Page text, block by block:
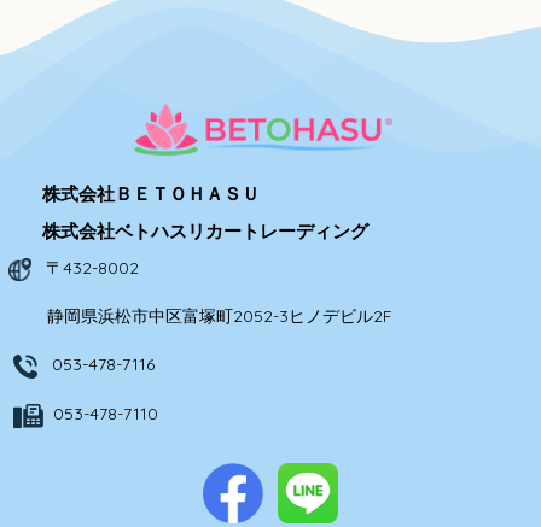
株式会社ＢＥＴＯＨＡＳＵ
株式会社ベトハスリカートレーディング
〒432-8002
静岡県浜松市中区富塚町2052-3ヒノデビル2F
053-478-7116
053-478-7110